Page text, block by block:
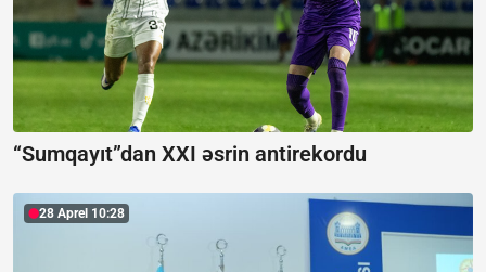
“Sumqayıt”dan XXI əsrin antirekordu
28 Aprel 10:28